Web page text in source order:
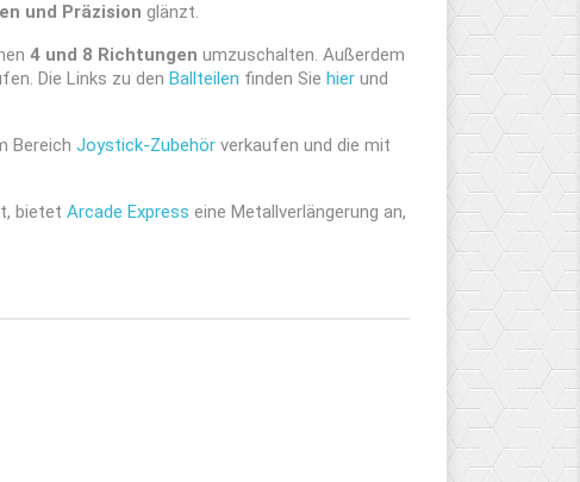
und Präzision glänzt.
4 und 8 Richtungen umzuschalten. Außerdem
Die Links zu den Ballteilen finden Sie hier und
Bereich Joystick-Zubehör verkaufen und die mit
bietet Arcade Express eine Metallverlängerung an,